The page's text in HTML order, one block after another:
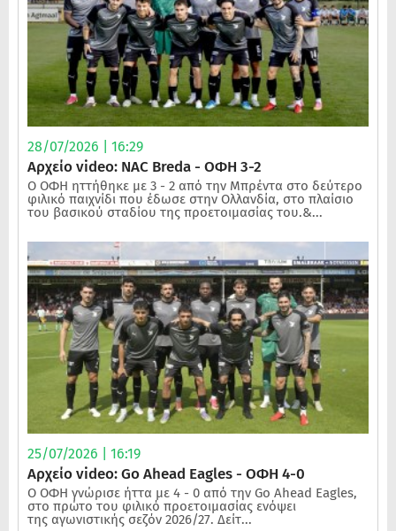
28/07/2026 | 16:29
Αρχείο video: NAC Breda - ΟΦΗ 3-2
Ο ΟΦΗ ηττήθηκε με 3 - 2 από την Μπρέντα στο δεύτερο
φιλικό παιχνίδι που έδωσε στην Ολλανδία, στο πλαίσιο
του βασικού σταδίου της προετοιμασίας του.&...
25/07/2026 | 16:19
Αρχείο video: Go Ahead Eagles - ΟΦΗ 4-0
Ο ΟΦΗ γνώρισε ήττα με 4 - 0 από την Go Ahead Eagles,
στο πρώτο του φιλικό προετοιμασίας ενόψει
της αγωνιστικής σεζόν 2026/27. Δείτ...